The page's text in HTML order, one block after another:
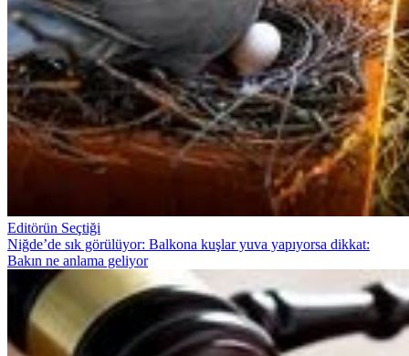
Editörün Seçtiği
Niğde’de sık görülüyor: Balkona kuşlar yuva yapıyorsa dikkat:
Bakın ne anlama geliyor